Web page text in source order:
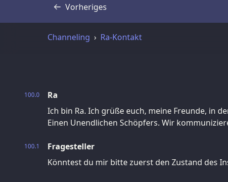
Vorheriges
Transkript
Channeling Ra-Kontakt
100.0
Ra
Ich bin Ra. Ich grüße euch, meine Freunde, in
Einen Unendlichen Schöpfers. Wir
100.1
Fragesteller
Könntest du mir bitte zuerst den Zustand des